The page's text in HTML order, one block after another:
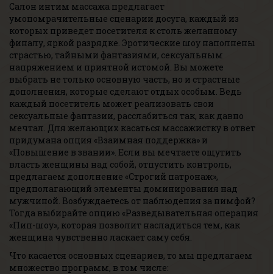
Салон интим массажа предлагает
умопомрачительные сценарии досуга, каждый из
которых приведет посетителя к столь желанному
финалу, яркой разрядке. Эротические шоу наполнены
страстью, тайными фантазиями, сексуальным
напряжением и приятной истомой. Вы можете
выбрать не только основную часть, но и страстные
дополнения, которые сделают отдых особым. Ведь
каждый посетитель может реализовать свои
сексуальные фантазии, расслабиться так, как давно
мечтал. Для желающих касаться массажистку в ответ
придумана опция «Взаимная поддержка» и
«Повышение в звании». Если вы мечтаете ощутить
власть женщины над собой, отпустить контроль,
предлагаем дополнение «Строгий патронаж»,
предполагающий элементы доминирования над
мужчиной. Возбуждаетесь от наблюдения за нимфой?
Тогда выбирайте опцию «Разведывательная операция
«Пип-шоу», которая позволит насладиться тем, как
женщина чувственно ласкает саму себя.
Что касается основных сценариев, то мы предлагаем
множество программ, в том числе: